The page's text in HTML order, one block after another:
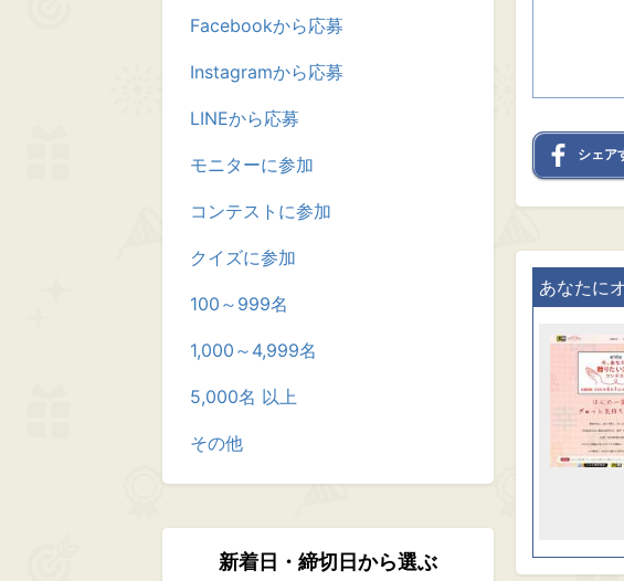
Facebookから応募
Instagramから応募
LINEから応募
モニターに参加
コンテストに参加
クイズに参加
100～999名
1,000～4,999名
5,000名 以上
その他
新着日・締切日から選ぶ
シェア
あなたに